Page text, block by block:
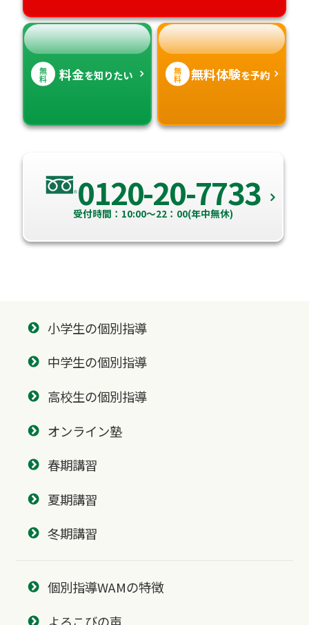
無
料 料金を知りたい 無
料 無料体験を予約
0120-20-7733
受付時間：10:00～22：00(年中無休)
小学生の個別指導
中学生の個別指導
高校生の個別指導
オンライン塾
春期講習
夏期講習
冬期講習
個別指導WAMの特徴